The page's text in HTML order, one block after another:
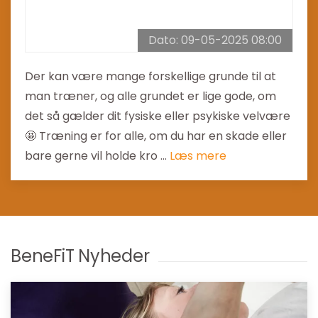
Dato: 09-05-2025 08:00
Der kan være mange forskellige grunde til at
man træner, og alle grundet er lige gode, om
det så gælder dit fysiske eller psykiske velvære
🤩 Træning er for alle, om du har en skade eller
bare gerne vil holde kro ... Læs mere
BeneFiT Nyheder